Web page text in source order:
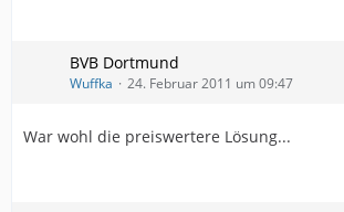
BVB Dortmund
Wuffka 24. Februar 2011 um 09:47
War wohl die preiswertere Lösung...